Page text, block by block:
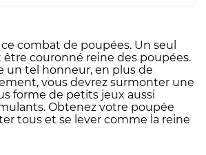
combat de poupées. Un seul
couronné reine des poupées.
un tel honneur, en plus de
vous devrez surmonter une
forme de petits jeux aussi
Obtenez votre poupée
tous et se lever comme la reine